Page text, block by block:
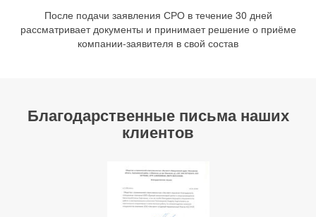
После подачи заявления СРО в течение 30 дней
рассматривает документы и принимает решение о приёме
компании-заявителя в свой состав
Благодарственные письма наших
клиентов